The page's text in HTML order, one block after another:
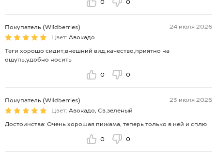
0 0
Покупатель (Wildberries)
24 июля 2026
Цвет: Авокадо
Теги хорошо сидит,внешний вид,качество,приятно на
ощупь,удобно носить
0 0
Покупатель (Wildberries)
23 июля 2026
Цвет: Авокадо, Св.зеленый
Достоинства: Очень хорошая пижама, теперь только в ней и сплю
0 0